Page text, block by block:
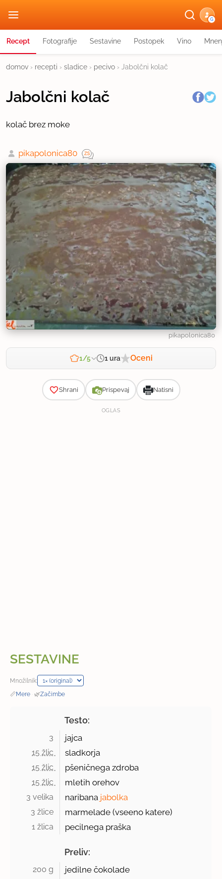
G
Recept Fotografije Sestavine Postopek Vino
domov › recepti › sladice › pecivo › Jabolčni kolač
Jabolčni kolač
kolač brez moke
pikapolonica80
pikapolonica80
1/5 1 ura Oceni
Shrani Prispevaj Natisni
OGLAS
SESTAVINE
Množilnik:
📏Mere · 🌿Začimbe
Testo:
3 jajca
15 žlic sladkorja
15 žlic pšeničnega zdroba
15 žlic mletih orehov
3 velika naribana jabolka
3 žlice marmelade (vseeno katere)
1 žlica pecilnega praška
Preliv:
200 g jedilne čokolade